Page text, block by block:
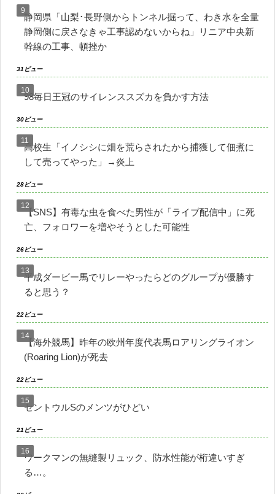
静岡県「山梨･長野側からトンネル掘って、わき水を全量
静岡側に戻さなきゃ工事認めないからね」リニア中央新
幹線の工事、頓挫か
31ビュー
98毎日王冠のサイレンススズカを負かす方法
30ビュー
高校生「イノシシに畑を荒らされたから捕獲して佃煮に
して売ってやった」→炎上
28ビュー
【SNS】有毒な虫を食べた男性が「ライブ配信中」に死
亡、フォロワーを増やそうとした可能性
26ビュー
平成ダービー馬でリレーやったらどのグループが優勝す
ると思う？
22ビュー
【海外競馬】昨年の欧州年度代表馬ロアリングライオン
(Roaring Lion)が死去
22ビュー
セントウルSのメンツがひどい
21ビュー
ワークマンの無縫製リュック、防水性能が桁違いすぎ
る…。